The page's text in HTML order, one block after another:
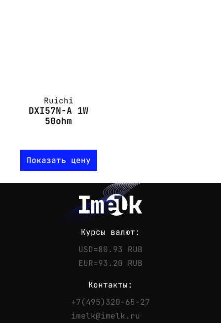
Контакты
Ruichi
DXI57N-A 1W
50ohm
Показать цену
Курсы валют:
USD=80.93 RUB
EUR=93.20 RUB
Контакты:
+7(495)320-65-27
imelk@imelk.ru